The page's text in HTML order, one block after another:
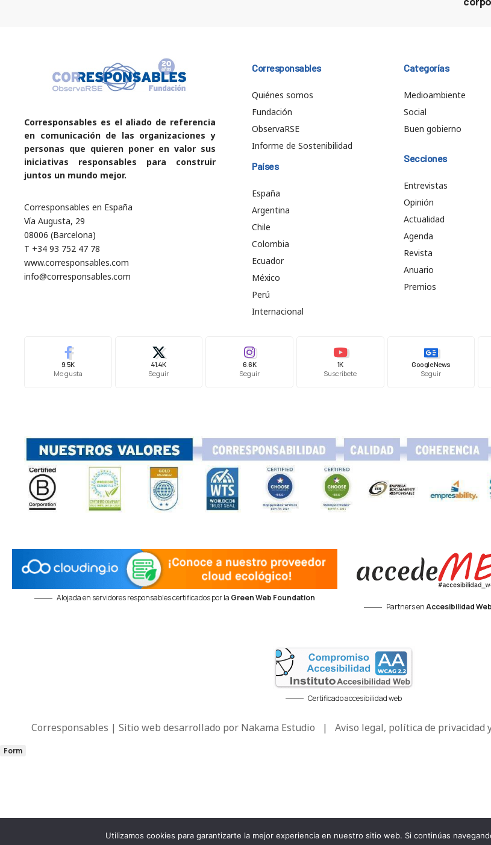
Corresponsables es el aliado de referencia
en comunicación de las organizaciones y
personas que quieren poner en valor sus
iniciativas responsables para construir
juntos un mundo mejor.
Corresponsables en España
Vía Augusta, 29
08006 (Barcelona)
T +34 93 752 47 78
www.corresponsables.com
info@corresponsables.com
Corresponsables
Quiénes somos
Fundación
ObservaRSE
Informe de Sostenibilidad
Países
España
Argentina
Chile
Colombia
Ecuador
México
Perú
Internacional
Categorías
Medioambiente
Social
Buen gobierno
Secciones
Entrevistas
Opinión
Actualidad
Agenda
Revista
Anuario
Premios
9.5K
Me gusta
41.4K
Seguir
6.6K
Seguir
1K
Suscríbete
Google News
Seguir
Alojada en servidores responsables certificados por la Green Web Foundation
Partners enAccesibilidad Web
Certificado accesibilidad web
Corresponsables | Sitio web desarrollado por Nakama Estudio | Aviso legal, política de privacidad
Form
Utilizamos cookies para garantizarte la mejor experiencia en nuestro sitio web. Si continúas